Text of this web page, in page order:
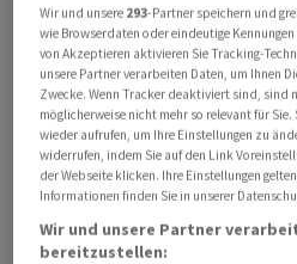
Bildungsministerin Barbara
dem Verbot auf den
vorgebrachten Wunsch
über der Hälfte aller
Regelung bereits freiwillig
Nowacka einem Bericht der
zufolge auf Studien, wonach
Wir und unsere 293-Partner speichern und
wie Browserdaten oder eindeutige
von Akzeptieren aktivieren Sie Tracking-
unsere Partner verarbeiten Daten, um Ihnen
Zwecke. Wenn Tracker deaktiviert sind, sind
möglicherweise nicht mehr so relevant für
wieder aufrufen, um Ihre Einstellungen zu
widerrufen, indem Sie auf den Link
der Webseite klicken. Ihre Einstellungen
Informationen finden Sie in unserer
Wir und unsere Partner
bereitzustellen: